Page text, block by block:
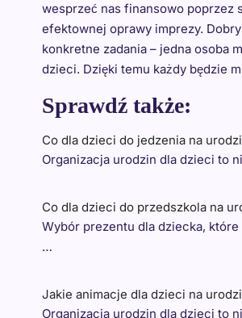
wesprzeć nas finansowo poprzez
efektownej oprawy imprezy.
konkretne zadania – jedna osoba
dzieci. Dzięki temu każdy będzie
Sprawdź także:
Co dla dzieci do jedzenia na
Organizacja urodzin dla dzieci to
Co dla dzieci do przedszkola na
Wybór prezentu dla dziecka,
…
Jakie animacje dla dzieci na
Organizacja urodzin dla dzieci to